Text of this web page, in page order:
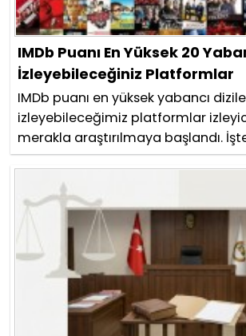
IMDb Puanı En Yüksek 20
İzleyebileceğiniz Platformlar
IMDb puanı en yüksek yabancı
izleyebileceğimiz platformlar
merakla araştırılmaya başlandı.